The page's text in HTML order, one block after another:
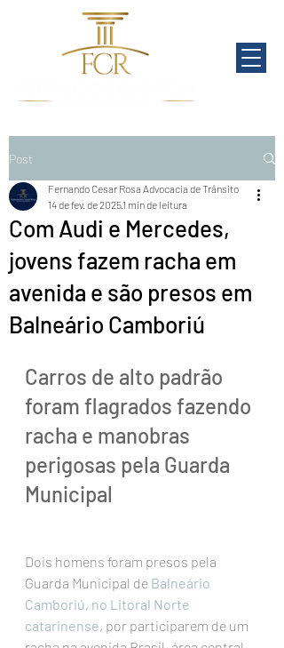
Post
Com Audi e Mercedes,
jovens fazem racha em
avenida e são presos em
Balneário Camboriú
Fernando Cesar Rosa Advocacia de Trânsito
14 de fev. de 20251 min de leitura
Carros de alto padrão
foram flagrados fazendo
racha e manobras
perigosas pela Guarda
Municipal
Dois homens foram presos pela
Guarda Municipal de Balneário
Camboriú, no Litoral Norte
catarinense, por participarem de um